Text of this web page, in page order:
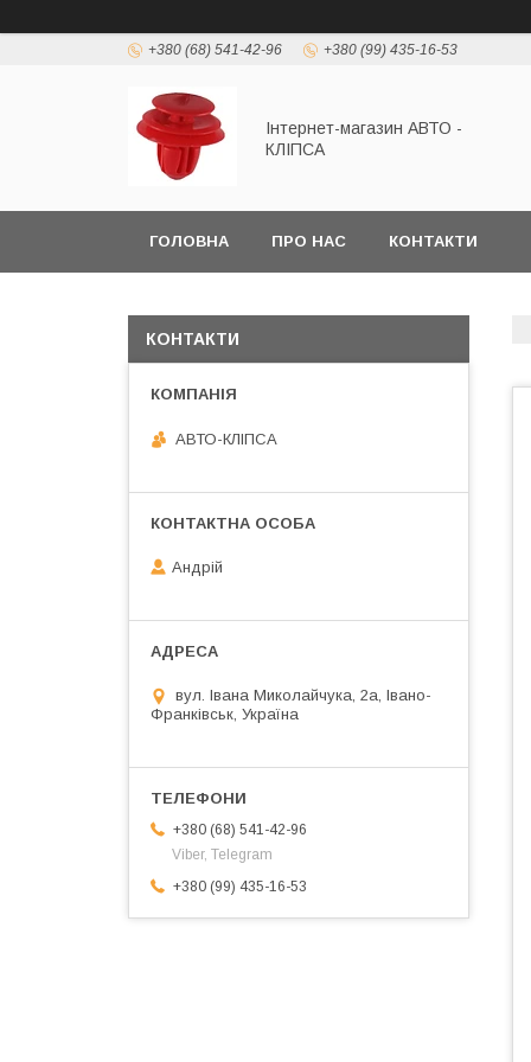
+380 (68) 541-42-96 +380 (99) 435-16-53
Інтернет-магазин АВТО -
КЛІПСА
ГОЛОВНА ПРО НАС КОНТАКТИ
КОНТАКТИ
АВТО-КЛІПСА
Андрій
вул. Івана Миколайчука, 2а, Івано-
Франківськ, Україна
+380 (68) 541-42-96
Viber, Telegram
+380 (99) 435-16-53